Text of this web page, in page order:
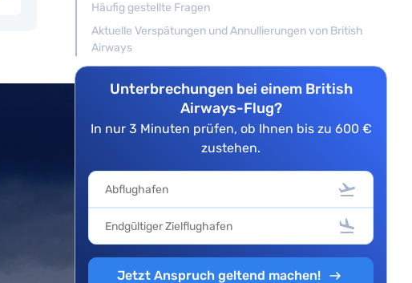
Häufig gestellte Fragen
Aktuelle Verspätungen und Annullierungen von British
Airways
Unterbrechungen bei einem British
Airways-Flug?
In nur 3 Minuten prüfen, ob Ihnen bis zu 600 €
zustehen.
Jetzt Anspruch geltend machen!